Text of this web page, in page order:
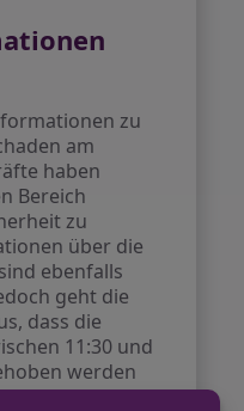
zu
am
haben
Bereich
zu
über die
ebenfalls
geht die
dass die
11:30 und
werden